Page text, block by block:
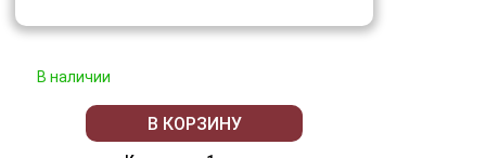
В наличии
В КОРЗИНУ